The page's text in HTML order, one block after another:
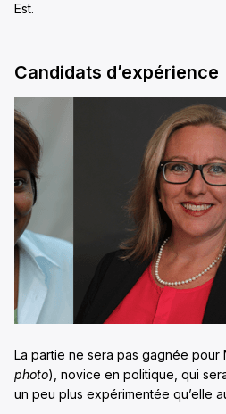
Est.
Candidats d’expérience
La partie ne sera pas gagnée pour
photo), novice en politique, qui
un peu plus expérimentée qu’elle